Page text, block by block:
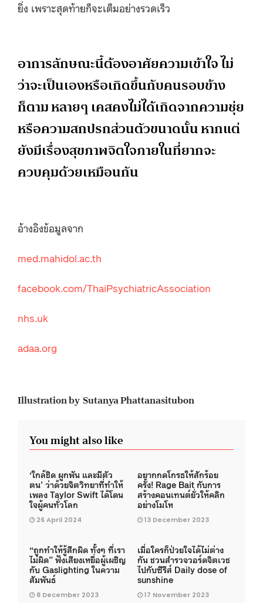
ยิ่ง เพราะสุดท้ายก็จะเต็มอย่างรวดเร็ว
อาการลักษณะนี้ต้องอาศัยความเข้าใจ ไม่
ว่าจะเป็นเองหรือเกิดขึ้นกับคนรอบข้าง
ก็ตาม หลายๆ เคสคงไม่ได้เกิดจากความชุ่ย
หรือความสกปรกส่วนตัวขนาดนั้น หากแต่
ยังมีเรื่องสุขภาพจิตใจภายในที่ยากจะ
ควบคุมด้วยเหมือนกัน
อ้างอิงข้อมูลจาก
med.mahidol.ac.th
facebook.com/ThaiPsychiatricAssociation
nhs.uk
adaa.org
Illustration by Sutanya Phattanasitubon
You might also like
‘ใกล้ชิด ผูกพัน และมีตัว
ตน’ ว่าด้วยจิตวิทยาที่ทำให้
เพลง Taylor Swift ได้โดน
ใจผู้คนทั่วโลก
26 April 2024
อยากกดโกรธให้สักร้อย
ครั้ง! Rage Bait กับการ
สร้างคอนเทนต์ยั่วให้คลิก
อย่างโมโห
13 December 2023
“ถูกทำให้รู้สึกผิด ทั้งๆ ที่เรา
ไม่ผิด” ฟังเสียงเหยื่อผู้เผชิญ
กับ Gaslighting ในความ
สัมพันธ์
8 December 2023
เมื่อใครก็ป่วยใจได้ไม่ต่าง
กัน ชวนสำรวจวอร์ดจิตเวช
ไปกับซีรีส์ Daily dose of
sunshine
17 November 2023